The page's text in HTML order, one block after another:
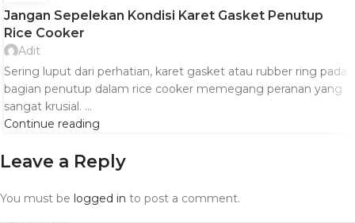
Jangan Sepelekan Kondisi Karet Gasket Penutup
Rice Cooker
Adit
Sering luput dari perhatian, karet gasket atau rubber ring pada
bagian penutup dalam rice cooker memegang peranan yang
sangat krusial. ...
Continue reading
Leave a Reply
You must be logged in to post a comment.